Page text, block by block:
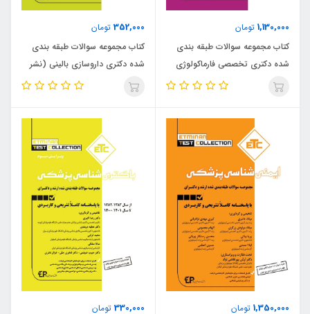
1,130,000 تومان
کتاب مجموعه سوالات طبقه بندی
شده دکتری تخصصی فارماکولوژی
(نشر اطمینان راد)
352,000 تومان
کتاب مجموعه سوالات طبقه بندی
شده دکتری داروسازی بالینی (نشر
اطمینان راد)
1,350,000 تومان
330,000 تومان